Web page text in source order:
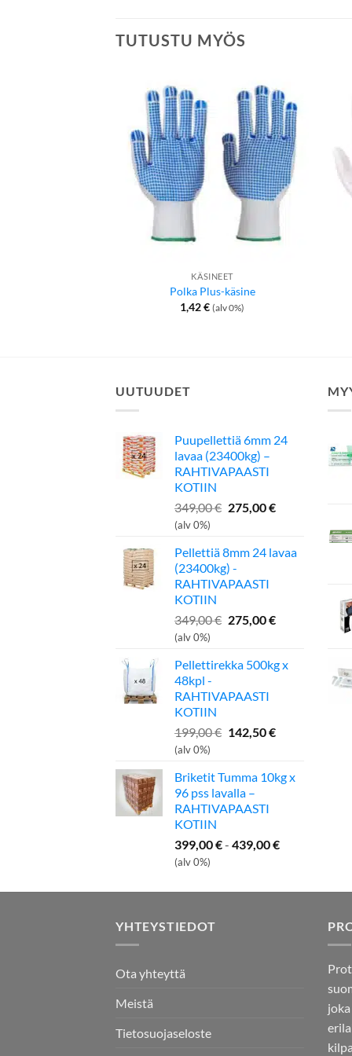
TUTUSTU MYÖS
KÄSINEET
Polka Plus-käsine
1,42€ (alv 0%)
UUTUUDET
Puupellettiä 6mm 24
lavaa (23400kg) –
RAHTIVAPAASTI
KOTIIN
349,00€ Alkuperäinen
349,00 €.
275,00€Nykyinen
275,00 €.
(alv 0%)
Pellettiä 8mm 24 lavaa
(23400kg) -
RAHTIVAPAASTI
KOTIIN
349,00€ Alkuperäinen
349,00 €.
275,00€Nykyinen
275,00 €.
(alv 0%)
Pellettirekka 500kg x
48kpl -
RAHTIVAPAASTI
KOTIIN
199,00€ Alkuperäinen
199,00 €.
142,50€Nykyinen
142,50 €.
(alv 0%)
Briketit Tumma 10kg x
96 pss lavalla –
RAHTIVAPAASTI
KOTIIN
399,00€- 439,00€
(alv 0%)
YHTEYSTIEDOT
Ota yhteyttä
Meistä
Tietosuojaseloste